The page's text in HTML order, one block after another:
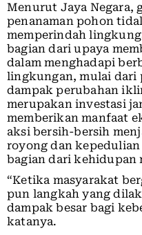
Menurut Jaya Negara,
penanaman pohon
memperindah
bagian dari upaya
dalam menghadapi
lingkungan, mulai dari
dampak perubahan
merupakan investasi
memberikan manfaat
aksi bersih-bersih
royong dan
bagian dari kehidupan
“Ketika masyarakat
pun langkah yang
dampak besar bagi
katanya.